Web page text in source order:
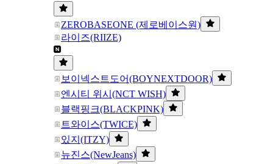
ZEROBASEONE (제로베이스원)
라이즈(RIIZE)
보이넥스트도어(BOYNEXTDOOR)
엔시티 위시(NCT WISH)
블랙핑크(BLACKPINK)
트와이스(TWICE)
있지(ITZY)
뉴진스(NewJeans)